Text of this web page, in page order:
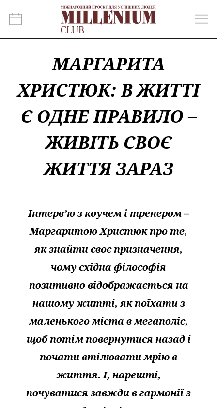
МАРГАРИТА
ХРИСТЮК: В ЖИТТІ
Є ОДНЕ ПРАВИЛО –
ЖИВІТЬ СВОЄ
ЖИТТЯ ЗАРАЗ
Інтерв’ю з коучем і тренером –
Маргаритою Христюк про те,
як знайти своє призначення,
чому східна філософія
позитивно відображається на
нашому житті, як поїхати з
маленького міста в мегаполіс,
щоб потім повернутися назад і
почати втілювати мрію в
життя. І, нарешті,
почуватися завжди в гармонії з